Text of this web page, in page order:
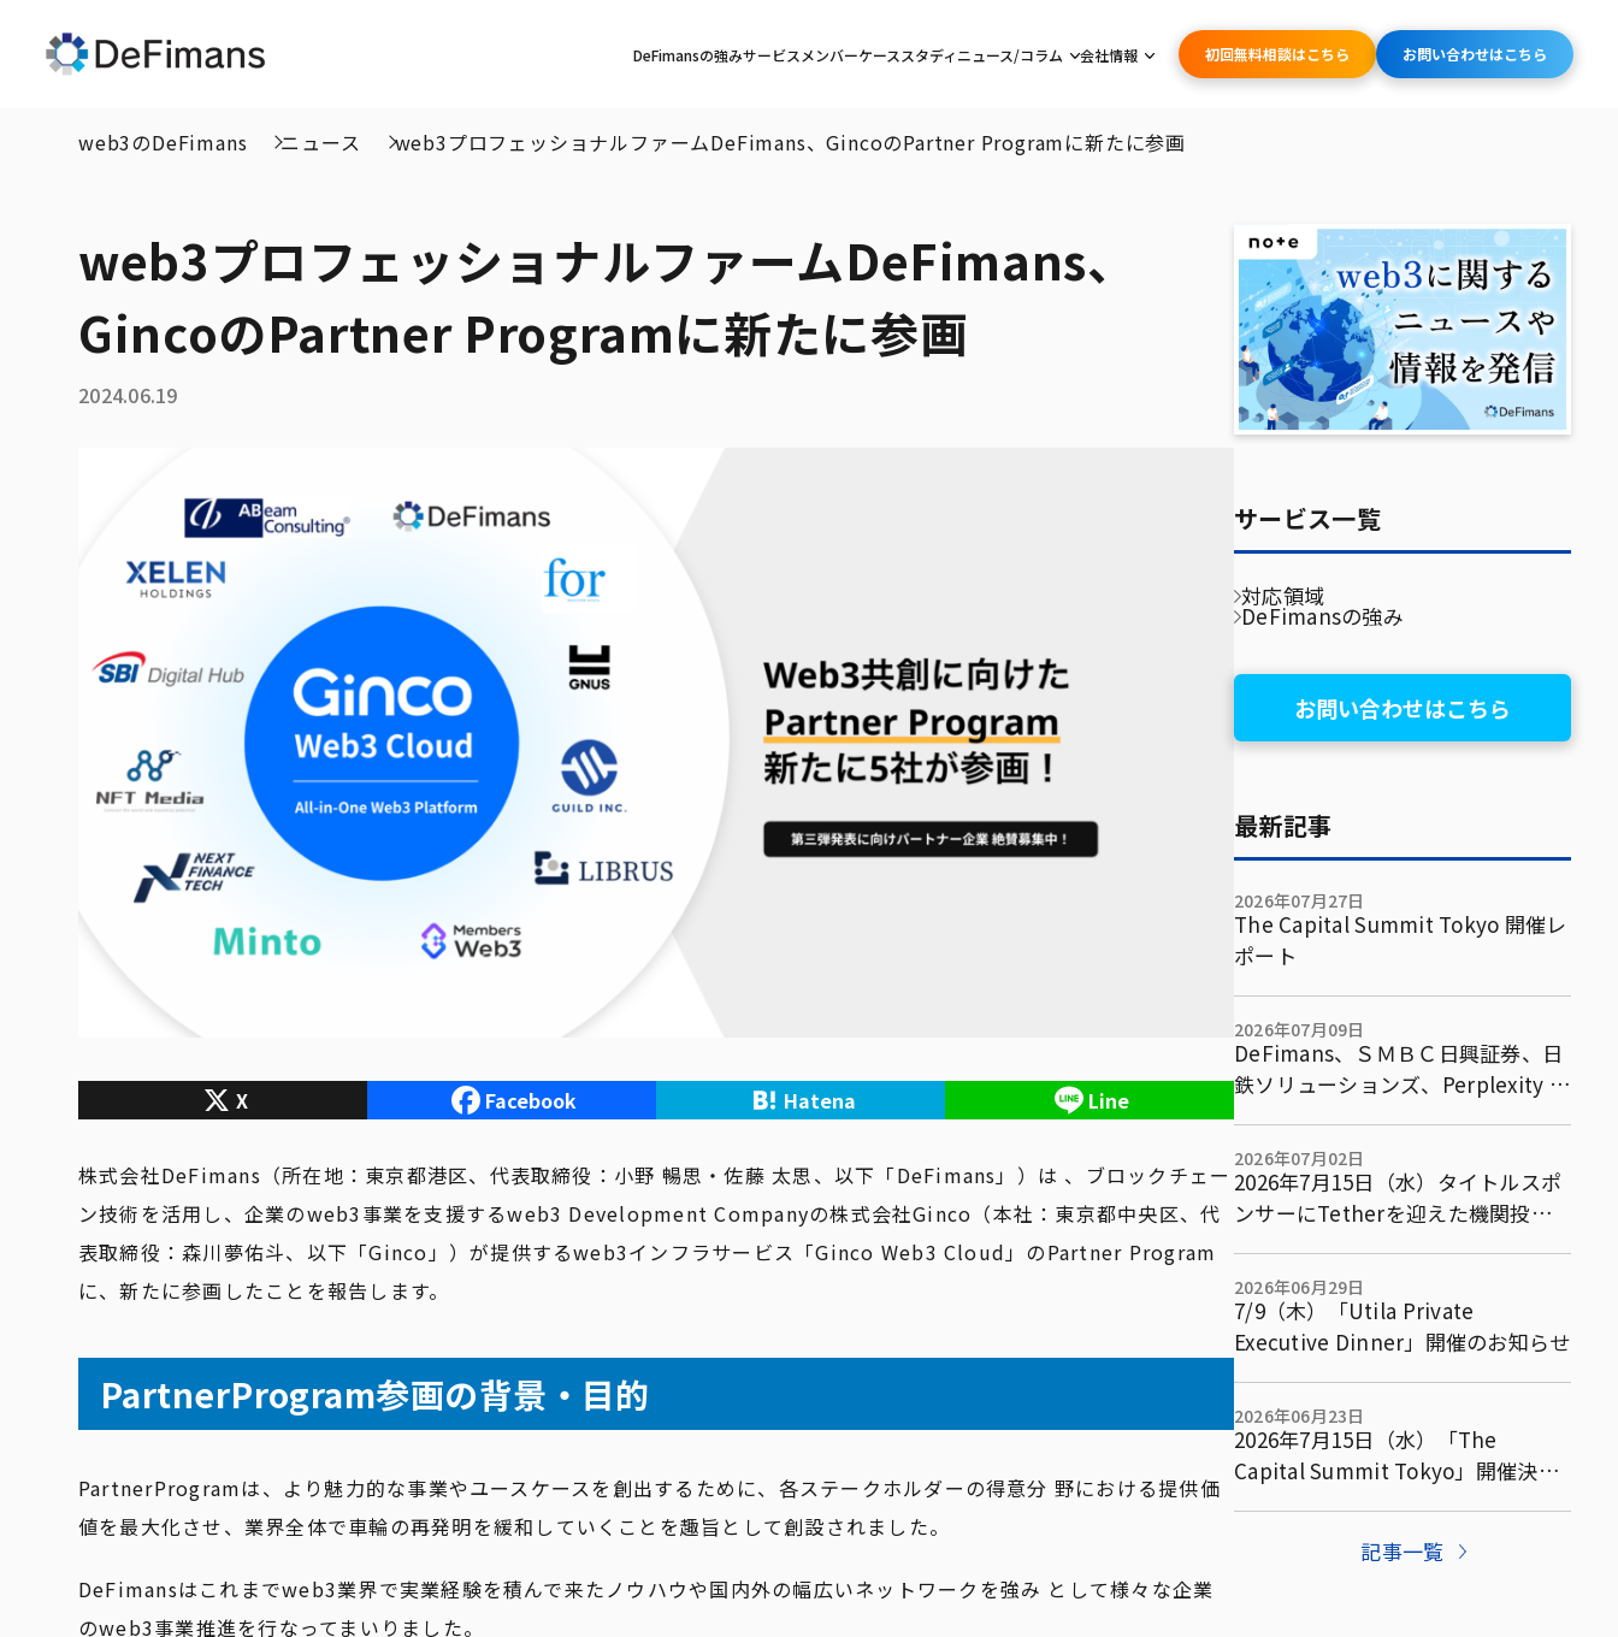
DeFimansの強みサービス メンバーケーススタディニュース/コラム 会社情報 初回無料相談はこちら お問い合わせはこちら
web3のDeFimans ニュース web3プロフェッショナルファームDeFimans、GincoのPartner Programに新たに参画
web3プロフェッショナルファームDeFimans、
GincoのPartner Programに新たに参画
2024.06.19
X Facebook Hatena Line
株式会社DeFimans（所在地：東京都港区、代表取締役：小野 暢思・佐藤 太思、以下「DeFimans」）は 、ブロックチェー
ン技術を活用し、企業のweb3事業を支援するweb3 Development Companyの株式会社Ginco（本社：東京都中央区、代
表取締役：森川夢佑斗、以下「Ginco」）が提供するweb3インフラサービス「Ginco Web3 Cloud」のPartner Program
に、新たに参画したことを報告します。
PartnerProgram参画の背景・目的
PartnerProgramは、より魅力的な事業やユースケースを創出するために、各ステークホルダーの得意分 野における提供価
値を最大化させ、業界全体で車輪の再発明を緩和していくことを趣旨として創設されました。
DeFimansはこれまでweb3業界で実業経験を積んで来たノウハウや国内外の幅広いネットワークを強み として様々な企業
のweb3事業推進を行なってまいりました。
サービス一覧
対応領域
DeFimansの強み
お問い合わせはこちら
最新記事
2026年07月27日
The Capital Summit Tokyo 開催レ
ポート
2026年07月09日
DeFimans、ＳＭＢＣ日興証券、日
鉄ソリューションズ、Perplexity AI
場横断型アービトラージ取引等に関
する共同実証実験の基本合意書を締
結
2026年07月02日
2026年7月15日（水）タイトルスポ
ンサーにTetherを迎えた機関投資
Summit Tokyo」パネルテーマ・ス
ポンサーを発表
2026年06月29日
7/9（木）「Utila Private
Executive Dinner」開催のお知らせ
2026年06月23日
2026年7月15日（水）「The
Capital Summit Tokyo」開催決
記事一覧